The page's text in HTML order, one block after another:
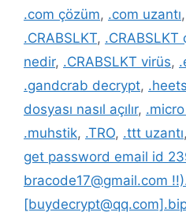
.com çözüm, .com uzantı,
.CRABSLKT, .CRABSLKT
nedir, .CRABSLKT virüs,
.gandcrab decrypt, .heets
dosyası nasıl açılır, .micro
.muhstik, .TRO, .ttt uzantı,
get password email id
bracode17@gmail.com